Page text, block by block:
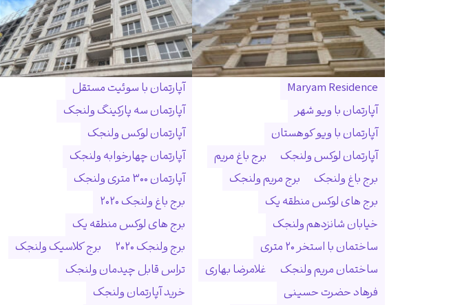
Maryam Residence
آپارتمان با ویو شهر
آپارتمان با ویو کوهستان
آپارتمان لوکس ولنجک
برج باغ مریم
برج باغ ولنجک
برج مریم ولنجک
برج های لوکس منطقه یک
خیابان شانزدهم ولنجک
ساختمان با استخر ۲۰ متری
ساختمان مریم ولنجک
غلامرضا بهاری
فرهاد حضرت حسینی
آپارتمان با سوئیت مستقل
آپارتمان سه پارکینگ ولنجک
آپارتمان لوکس ولنجک
آپارتمان چهارخوابه ولنجک
آپارتمان ۳۰۰ متری ولنجک
برج باغ ولنجک ۲۰۲۰
برج های لوکس منطقه یک
برج ولنجک ۲۰۲۰
برج کلاسیک ولنجک
تراس قابل چیدمان ولنجک
خرید آپارتمان ولنجک